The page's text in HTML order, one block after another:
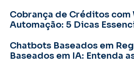
Cobrança de Créditos com
Automação: 5 Dicas
Chatbots Baseados em
Baseados em IA: Entenda